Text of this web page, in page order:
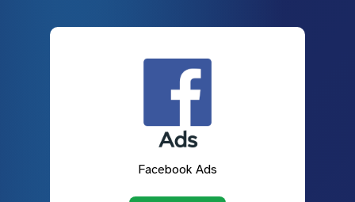
Facebook Ads